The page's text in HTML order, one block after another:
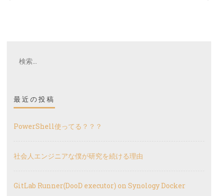
最近の投稿
PowerShell使ってる？？？
社会人エンジニアな僕が研究を続ける理由
GitLab Runner(DooD executor) on Synology Docker